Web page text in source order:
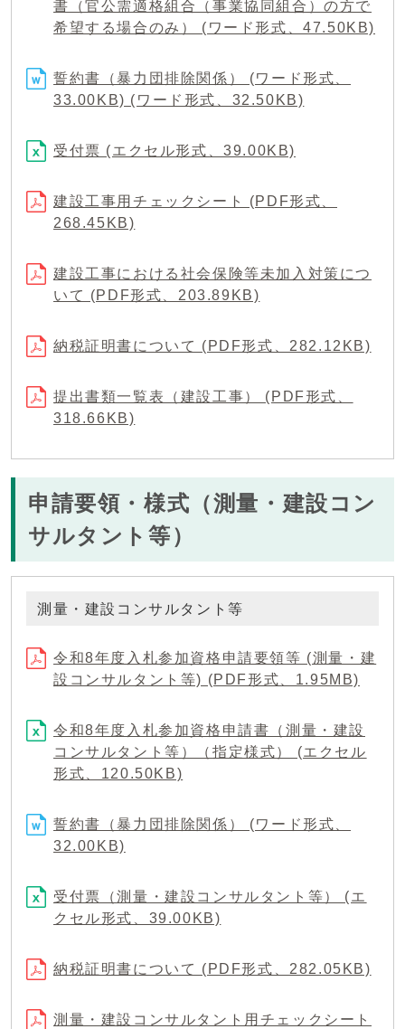
書（官公需適格組合（事業協同組合）の方で
希望する場合のみ） (ワード形式、47.50KB)
誓約書（暴力団排除関係） (ワード形式、
33.00KB) (ワード形式、32.50KB)
受付票 (エクセル形式、39.00KB)
建設工事用チェックシート (PDF形式、
268.45KB)
建設工事における社会保険等未加入対策につ
いて (PDF形式、203.89KB)
納税証明書について (PDF形式、282.12KB)
提出書類一覧表（建設工事） (PDF形式、
318.66KB)
申請要領・様式（測量・建設コン
サルタント等）
測量・建設コンサルタント等
令和8年度入札参加資格申請要領等 (測量・建
設コンサルタント等) (PDF形式、1.95MB)
令和8年度入札参加資格申請書（測量・建設
コンサルタント等）（指定様式） (エクセル
形式、120.50KB)
誓約書（暴力団排除関係） (ワード形式、
32.00KB)
受付票（測量・建設コンサルタント等） (エ
クセル形式、39.00KB)
納税証明書について (PDF形式、282.05KB)
測量・建設コンサルタント用チェックシート